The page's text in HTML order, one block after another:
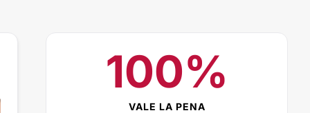
100%
VALE LA PENA